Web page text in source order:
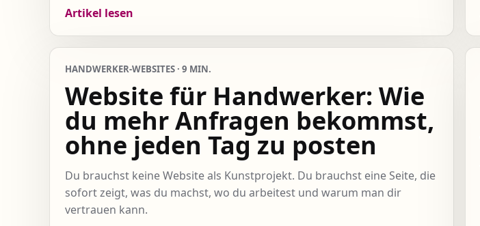
Artikel lesen
HANDWERKER-WEBSITES · 9 MIN.
Website für Handwerker: Wie
du mehr Anfragen bekommst,
ohne jeden Tag zu posten
Du brauchst keine Website als Kunstprojekt. Du brauchst eine Seite, die
sofort zeigt, was du machst, wo du arbeitest und warum man dir
vertrauen kann.